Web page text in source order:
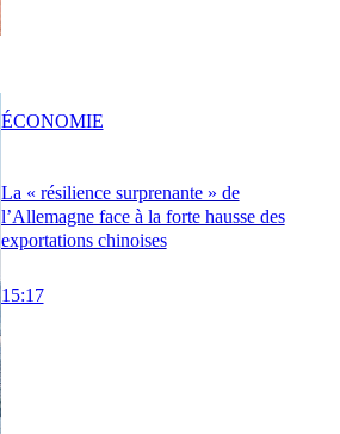
La « résilience surprenante » de
l’Allemagne face à la forte hausse des
exportations chinoises
15:17
ÉCONOMIE